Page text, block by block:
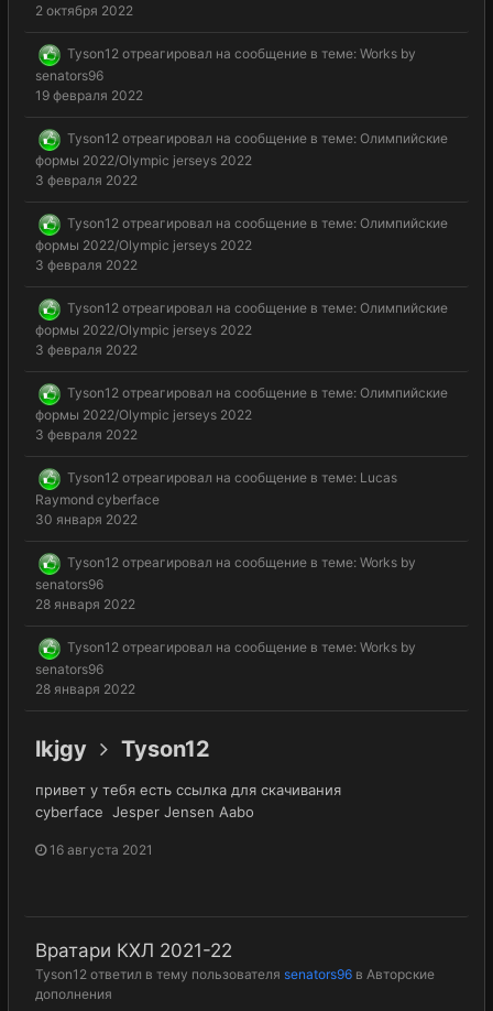
2 октября 2022
Tyson12 отреагировал на сообщение в теме: Works by
senators96
19 февраля 2022
Tyson12 отреагировал на сообщение в теме: Олимпийские
формы 2022/Olympic jerseys 2022
3 февраля 2022
Tyson12 отреагировал на сообщение в теме: Олимпийские
формы 2022/Olympic jerseys 2022
3 февраля 2022
Tyson12 отреагировал на сообщение в теме: Олимпийские
формы 2022/Olympic jerseys 2022
3 февраля 2022
Tyson12 отреагировал на сообщение в теме: Олимпийские
формы 2022/Olympic jerseys 2022
3 февраля 2022
Tyson12 отреагировал на сообщение в теме: Lucas
Raymond cyberface
30 января 2022
Tyson12 отреагировал на сообщение в теме: Works by
senators96
28 января 2022
Tyson12 отреагировал на сообщение в теме: Works by
senators96
28 января 2022
lkjgy Tyson12
привет у тебя есть ссылка для скачивания
cyberface Jesper Jensen Aabo
16 августа 2021
Вратари КХЛ 2021-22
Tyson12 ответил в тему пользователя senators96 в Авторские
дополнения